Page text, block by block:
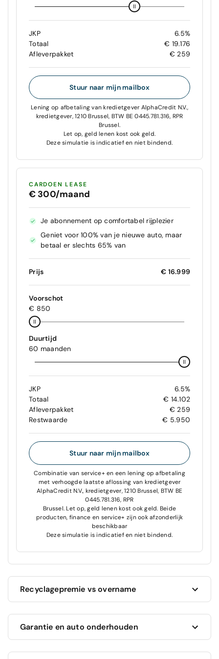
JKP
6.5%
Totaal
€ 19.176
Afleverpakket
€ 259
Stuur naar mijn mailbox
Lening op afbetaling van kredietgever AlphaCredit N.V.,
kredietgever, 1210 Brussel, BTW BE 0445.781.316, RPR
Brussel.
Let op, geld lenen kost ook geld.
Deze simulatie is indicatief en niet bindend.
CARDOEN LEASE
€ 300/maand
Je abonnement op comfortabel rijplezier
Geniet voor 100% van je nieuwe auto, maar
betaal er slechts 65% van
Prijs € 16.999
Voorschot
€ 850
Duurtijd
60 maanden
JKP
6.5%
Totaal
€ 14.102
Afleverpakket
€ 259
Restwaarde
€ 5.950
Stuur naar mijn mailbox
Combinatie van service+ en een lening op afbetaling
met verhoogde laatste aflossing van kredietgever
AlphaCredit N.V., kredietgever, 1210 Brussel, BTW BE
0445.781.316, RPR
Brussel. Let op, geld lenen kost ook geld. Beide
producten, finance en service+ zijn ook afzonderlijk
beschikbaar
Deze simulatie is indicatief en niet bindend.
Recyclagepremie vs overname
huidige auto!
nieuwe auto kiest bij Cardoen?Wij maken een
Garantie en auto onderhouden